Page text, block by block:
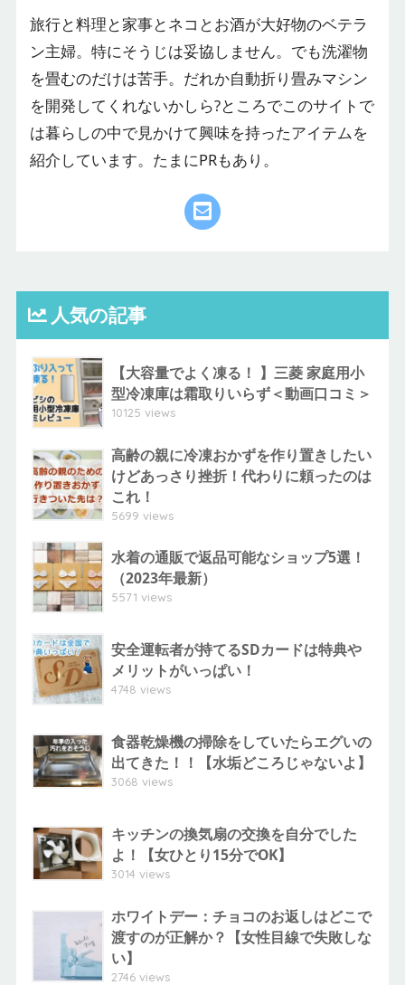
旅行と料理と家事とネコとお酒が大好物のベテラ
ン主婦。特にそうじは妥協しません。でも洗濯物
を畳むのだけは苦手。だれか自動折り畳みマシン
を開発してくれないかしら?ところでこのサイトで
は暮らしの中で見かけて興味を持ったアイテムを
紹介しています。たまにPRもあり。
人気の記事
【大容量でよく凍る！ 】三菱 家庭用小
型冷凍庫は霜取りいらず＜動画口コミ＞
10125 views
高齢の親に冷凍おかずを作り置きしたい
けどあっさり挫折！代わりに頼ったのは
これ！
5699 views
水着の通販で返品可能なショップ5選！
（2023年最新）
5571 views
安全運転者が持てるSDカードは特典や
メリットがいっぱい！
4748 views
食器乾燥機の掃除をしていたらエグいの
出てきた！！【水垢どころじゃないよ】
3068 views
キッチンの換気扇の交換を自分でした
よ！【女ひとり15分でOK】
3014 views
ホワイトデー：チョコのお返しはどこで
渡すのが正解か？【女性目線で失敗しな
い】
2746 views